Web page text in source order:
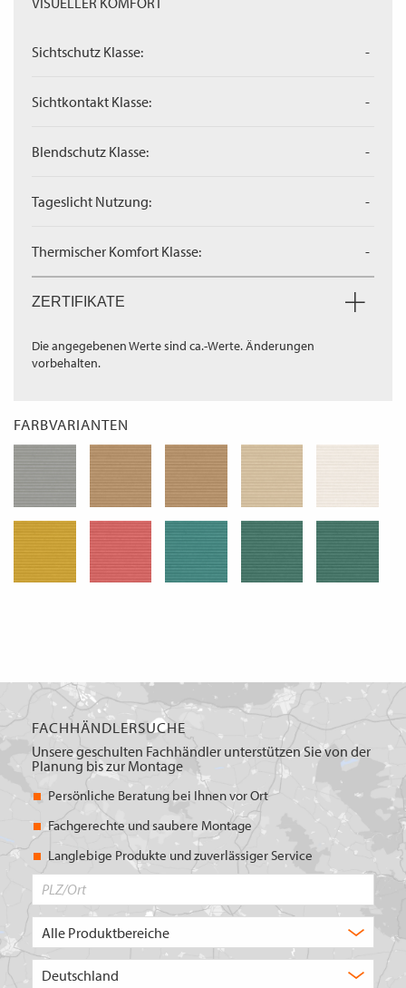
Sichtschutz Klasse: -
Sichtkontakt Klasse: -
Blendschutz Klasse: -
Tageslicht Nutzung: -
Thermischer Komfort Klasse: -
ZERTIFIKATE
Die angegebenen Werte sind ca.-Werte. Änderungen
vorbehalten.
FARBVARIANTEN
FACHHÄNDLERSUCHE
Unsere geschulten Fachhändler unterstützen Sie von der
Planung bis zur Montage
Persönliche Beratung bei Ihnen vor Ort
Fachgerechte und saubere Montage
Langlebige Produkte und zuverlässiger Service